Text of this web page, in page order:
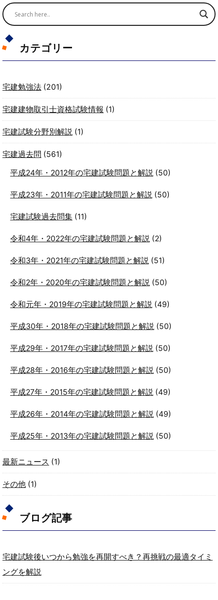
カテゴリー
宅建勉強法 (201)
宅建建物取引士資格試験情報 (1)
宅建試験分野別解説 (1)
宅建過去問 (561)
平成24年・2012年の宅建試験問題と解説(50)
平成23年・2011年の宅建試験問題と解説(50)
宅建試験過去問集(11)
令和4年・2022年の宅建試験問題と解説(2)
令和3年・2021年の宅建試験問題と解説(51)
令和2年・2020年の宅建試験問題と解説(50)
令和元年・2019年の宅建試験問題と解説(49)
平成30年・2018年の宅建試験問題と解説(50)
平成29年・2017年の宅建試験問題と解説(50)
平成28年・2016年の宅建試験問題と解説(50)
平成27年・2015年の宅建試験問題と解説(49)
平成26年・2014年の宅建試験問題と解説(49)
平成25年・2013年の宅建試験問題と解説(50)
最新ニュース (1)
その他 (1)
ブログ記事
宅建試験後いつから勉強を再開すべき？再挑戦の最適タイミ
ングを解説